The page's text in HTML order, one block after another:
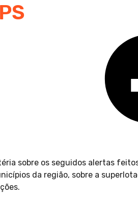
sobre os seguidos alertas
da região, sobre a